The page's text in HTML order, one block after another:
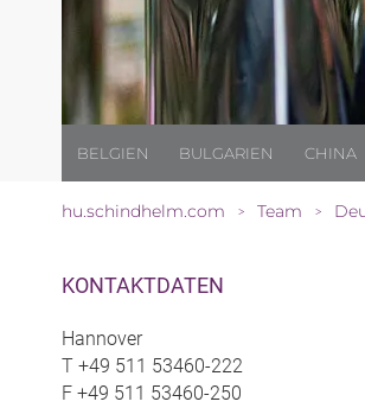
BELGIEN BULGARIEN CHINA
hu.schindhelm.com > Team >
KONTAKTDATEN
Hannover
T +49 511 53460-222
F +49 511 53460-250